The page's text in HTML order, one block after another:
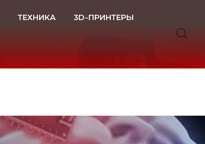
ТЕХНИКА 3D-ПРИНТЕРЫ